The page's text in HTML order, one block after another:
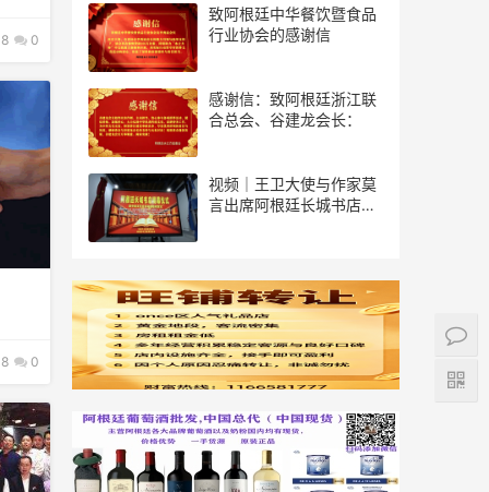
0
0
致阿根廷中华餐饮暨食品
行业协会的感谢信
感谢信：致阿根廷浙江联
合总会、谷建龙会长：
视频｜王卫大使与作家莫
言出席阿根廷长城书店揭